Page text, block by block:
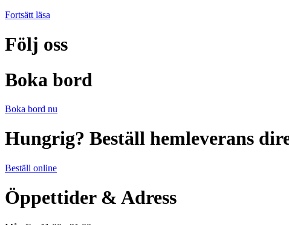
Fortsätt läsa
Följ oss
Boka bord
Boka bord nu
Hungrig? Beställ hemleverans
Beställ online
Öppettider & Adress